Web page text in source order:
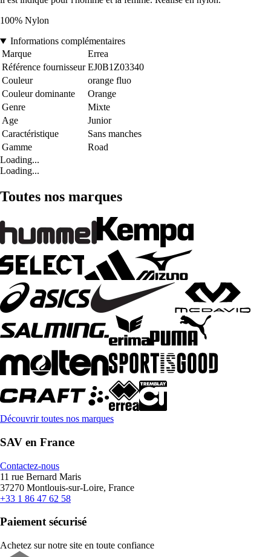
100% Nylon
Informations complémentaires
Marque
Errea
Référence fournisseur EJ0B1Z03340
Couleur
orange fluo
Couleur dominante
Orange
Genre
Mixte
Age
Junior
Caractéristique
Sans manches
Gamme
Road
Loading...
Loading...
Toutes nos marques
Découvrir toutes nos marques
SAV en France
Contactez-nous
11 rue Bernard Maris
37270 Montlouis-sur-Loire, France
+33 1 86 47 62 58
Paiement sécurisé
Achetez sur notre site en toute confiance